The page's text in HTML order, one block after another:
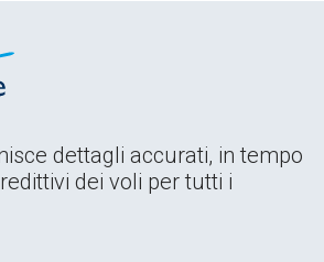
dettagli accurati, in tempo
dei voli per tutti i